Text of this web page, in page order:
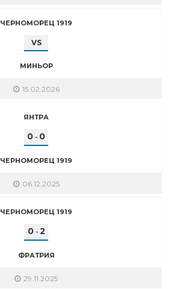
ЧЕРНОМОРЕЦ 1919
VS
МИНЬОР
15.02.2026
ЯНТРА
0 - 0
ЧЕРНОМОРЕЦ 1919
06.12.2025
ЧЕРНОМОРЕЦ 1919
0- 2
ФРАТРИЯ
29.11.2025